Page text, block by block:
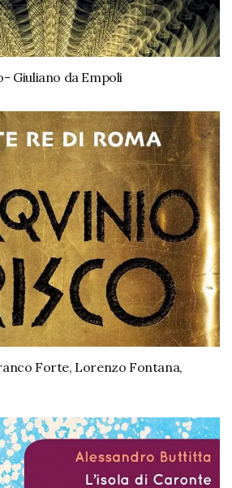
Giuliano da Empoli
Forte, Lorenzo Fontana,